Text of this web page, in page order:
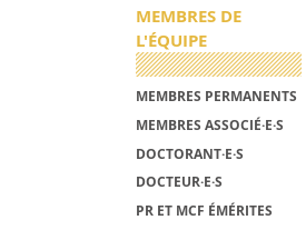
MEMBRES DE
L'ÉQUIPE
MEMBRES PERMANENTS
MEMBRES ASSOCIÉ·E·S
DOCTORANT·E·S
DOCTEUR·E·S
PR ET MCF ÉMÉRITES